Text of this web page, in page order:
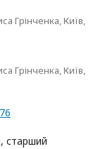
Грінченка, Київ,
Грінченка, Київ,
старший